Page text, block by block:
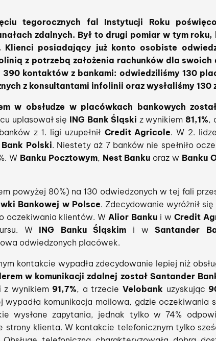
tegorocznych fal Instytucji Roku
zdalnych. Był to drugi pomiar w tym
Klienci posiadający już konto osobiste
z potrzebą założenia rachunków dla
kontaktów z bankami: odwiedziliśmy 130
z konsultantami infolinii oraz wysłaliśmy 130
w obsłudze w placówkach bankowych
uplasował się ING Bank Śląski z wynikiem81,1%,
z 1. ligi uzupełnił Credit Agricole. W 2.
Bank Polski. Niestety aż 7 banków nie spełniło
W Banku Pocztowym, Nest Banku oraz w Banku
powyżej 80%) na 130 odwiedzonych w tej fali
Bankowej w Polsce. Zdecydowanie wyróżnił się
oczekiwania klientów. WAlior Banku i w Credit
W ING Banku Śląskim i wSantander
odwiedzonych placówek.
kontakcie wypadła zdecydowanie lepiej niż
w komunikacji zdalnej został Santander
z wynikiem 91,7%, a trzecieVelobank uzyskując
wypadła komunikacja mailowa, gdzie oczekiwania
wysłane zapytania, jednak tylko w 74%
strony klienta. W kontakcie telefonicznym tylko